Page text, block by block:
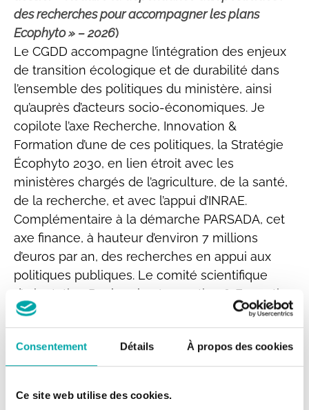
Consentement Détails À propos des cookies
Ce site web utilise des cookies.
des recherches pour accompagner les plans
Ecophyto » – 2026)
Le CGDD accompagne l’intégration des enjeux
de transition écologique et de durabilité dans
l’ensemble des politiques du ministère, ainsi
qu’auprès d’acteurs socio-économiques. Je
copilote l’axe Recherche, Innovation &
Formation d’une de ces politiques, la Stratégie
Écophyto 2030, en lien étroit avec les
ministères chargés de l’agriculture, de la santé,
de la recherche, et avec l’appui d’INRAE.
Complémentaire à la démarche PARSADA, cet
axe finance, à hauteur d’environ 7 millions
d’euros par an, des recherches en appui aux
politiques publiques. Le comité scientifique
d’orientation Recherche, Innovation & Formation
(CSO R&I&F) appuie les ministères pour traduire
leurs besoins en actions de recherche. Ces
dernières sont alors au cœur des enjeux du
ministère, par exemple sur des questions de